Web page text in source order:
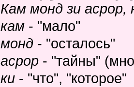
Кам монд зи
кам - "мало"
монд - "осталось"
асрор - "тайны"
ки - "что", "которое"